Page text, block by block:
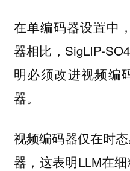
在单编码器设置中
器相比，SigLIP-
明必须改进视频编
器。
视频编码器仅在时
器，这表明LLM在